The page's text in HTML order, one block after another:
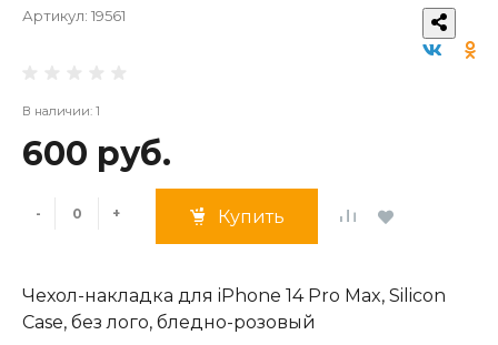
Артикул: 19561
В наличии: 1
600 руб.
- + Купить
Чехол-накладка для iPhone 14 Pro Max, Silicon
Case, без лого, бледно-розовый